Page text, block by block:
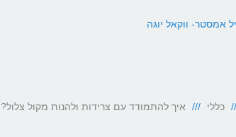
כללי איך להתמודד עם צרידות ולהנות מקול צלול?